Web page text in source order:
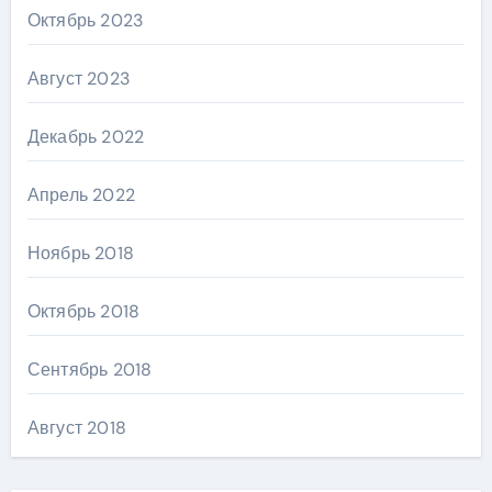
Октябрь 2023
Август 2023
Декабрь 2022
Апрель 2022
Ноябрь 2018
Октябрь 2018
Сентябрь 2018
Август 2018